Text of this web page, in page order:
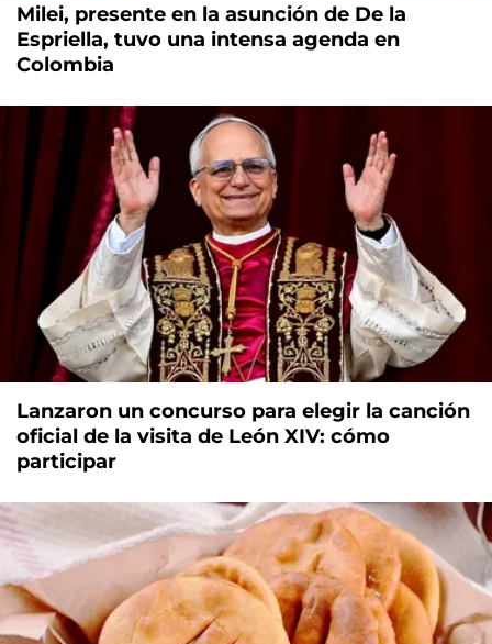
Milei, presente en la asunción de De la
Espriella, tuvo una intensa agenda en
Colombia
Lanzaron un concurso para elegir la canción
oficial de la visita de León XIV: cómo
participar